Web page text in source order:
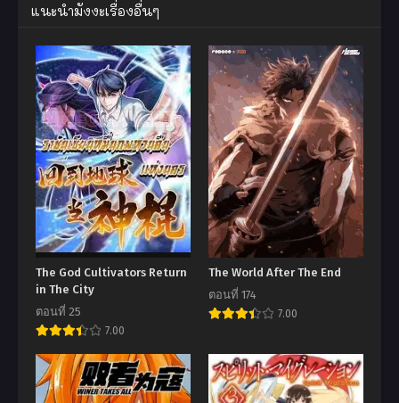
แนะนำมังงะเรื่องอื่นๆ
The God Cultivators Return
in The City
ตอนที่ 25
7.00
The World After The End
ตอนที่ 174
7.00